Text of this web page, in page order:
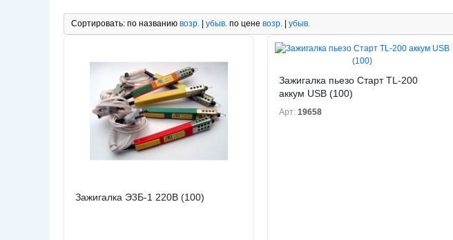
Сортировать: по названию возр. | убыв. по цене возр. | убыв.
Зажигалка Э3Б-1 220В (100)
Зажигалка пьезо Старт TL-200
аккум USB (100)
Арт: 19658